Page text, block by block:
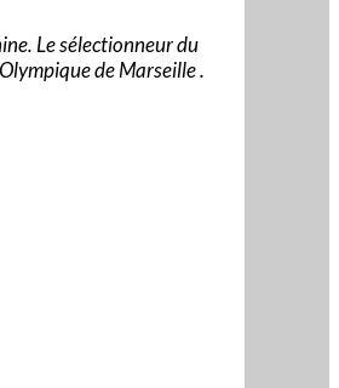
Le sélectionneur du
de Marseille .